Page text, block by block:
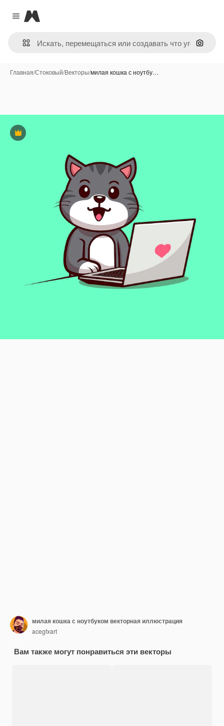
Close menu
Magnific
Поиск
Главная/Стоковый/Векторы/милая кошка с ноутбу…
Премиум
милая кошка с ноутбуком векторная иллюстрация
acegfxart
Вам также могут понравиться эти векторы